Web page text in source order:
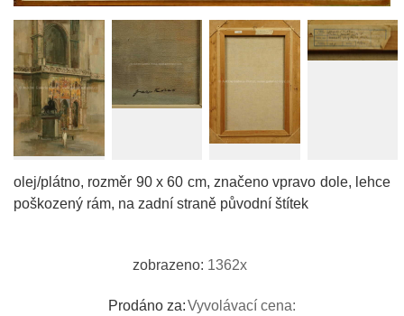
olej/plátno, rozměr 90 x 60 cm, značeno vpravo dole, lehce
poškozený rám, na zadní straně původní štítek
zobrazeno: 1362x
Prodáno za:Vyvolávací cena: